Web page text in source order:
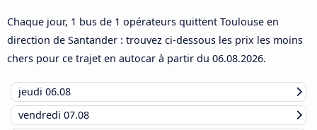
Chaque jour, 1 bus de 1 opérateurs quittent Toulouse en
direction de Santander : trouvez ci-dessous les prix les moins
chers pour ce trajet en autocar à partir du 06.08.2026.
jeudi 06.08
vendredi 07.08